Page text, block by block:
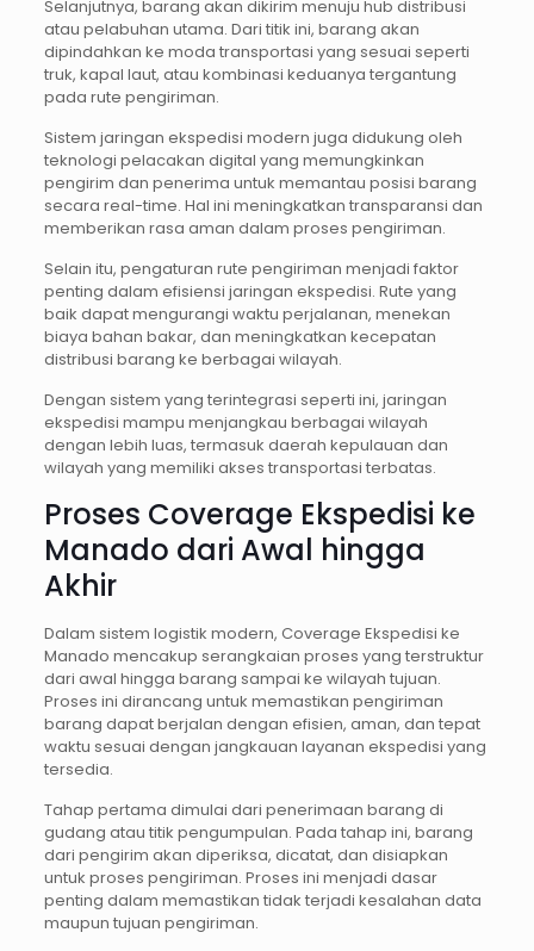
Selanjutnya, barang akan dikirim menuju hub distribusi
atau pelabuhan utama. Dari titik ini, barang akan
dipindahkan ke moda transportasi yang sesuai seperti
truk, kapal laut, atau kombinasi keduanya tergantung
pada rute pengiriman.
Sistem jaringan ekspedisi modern juga didukung oleh
teknologi pelacakan digital yang memungkinkan
pengirim dan penerima untuk memantau posisi barang
secara real-time. Hal ini meningkatkan transparansi dan
memberikan rasa aman dalam proses pengiriman.
Selain itu, pengaturan rute pengiriman menjadi faktor
penting dalam efisiensi jaringan ekspedisi. Rute yang
baik dapat mengurangi waktu perjalanan, menekan
biaya bahan bakar, dan meningkatkan kecepatan
distribusi barang ke berbagai wilayah.
Dengan sistem yang terintegrasi seperti ini, jaringan
ekspedisi mampu menjangkau berbagai wilayah
dengan lebih luas, termasuk daerah kepulauan dan
wilayah yang memiliki akses transportasi terbatas.
Proses Coverage Ekspedisi ke
Manado dari Awal hingga
Akhir
Dalam sistem logistik modern, Coverage Ekspedisi ke
Manado mencakup serangkaian proses yang terstruktur
dari awal hingga barang sampai ke wilayah tujuan.
Proses ini dirancang untuk memastikan pengiriman
barang dapat berjalan dengan efisien, aman, dan tepat
waktu sesuai dengan jangkauan layanan ekspedisi yang
tersedia.
Tahap pertama dimulai dari penerimaan barang di
gudang atau titik pengumpulan. Pada tahap ini, barang
dari pengirim akan diperiksa, dicatat, dan disiapkan
untuk proses pengiriman. Proses ini menjadi dasar
penting dalam memastikan tidak terjadi kesalahan data
maupun tujuan pengiriman.